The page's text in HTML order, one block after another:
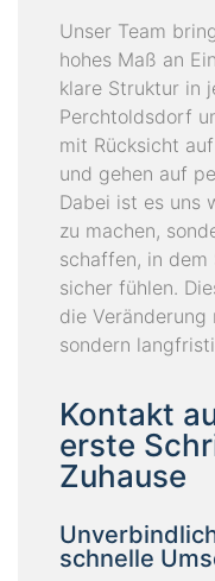
Unser Team
hohes Maß an
klare Struktur in
Perchtoldsdorf
mit Rücksicht
und gehen auf
Dabei ist es uns
zu machen,
schaffen, in
sicher fühlen.
die
sondern
Kontakt
erste
Zuhause
schnelle